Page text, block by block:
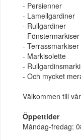
- Persienner
- Lamellgardiner
- Rullgardiner
- Fönstermarkiser
- Terrassmarkiser
- Markisolette
-
- Och mycket
Välkommen till
Öppettider
Måndag-fredag: